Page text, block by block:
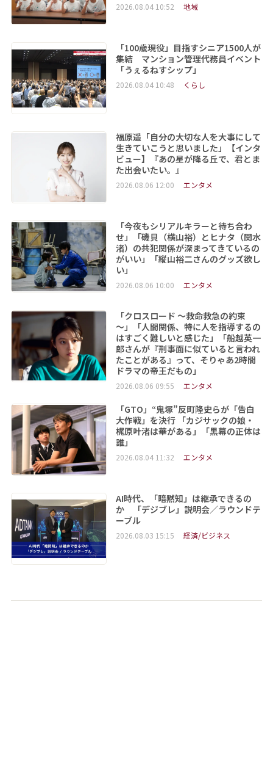
2026.08.04 10:52 地域
「100歳現役」目指すシニア1500人が
集結 マンション管理代務員イベント
「うぇるねすシップ」
2026.08.04 10:48 くらし
福原遥「自分の大切な人を大事にして
生きていこうと思いました」【インタ
ビュー】『あの星が降る丘で、君とま
た出会いたい。』
2026.08.06 12:00 エンタメ
「今夜もシリアルキラーと待ち合わ
せ」「磯貝（横山裕）とヒナタ（関水
渚）の共犯関係が深まってきているの
がいい」「縦山裕二さんのグッズ欲し
い」
2026.08.06 10:00 エンタメ
「クロスロード ～救命救急の約束
～」「人間関係、特に人を指導するの
はすごく難しいと感じた」「船越英一
郎さんが『刑事面に似ていると言われ
たことがある』って、そりゃあ2時間
ドラマの帝王だもの」
2026.08.06 09:55 エンタメ
「GTO」“鬼塚”反町隆史らが「告白
大作戦」を決行 「カジサックの娘・
梶原叶渚は華がある」「黒幕の正体は
誰」
2026.08.04 11:32 エンタメ
AI時代、「暗黙知」は継承できるの
か 「デジブレ」説明会／ラウンドテ
ーブル
2026.08.03 15:15 経済/ビジネス